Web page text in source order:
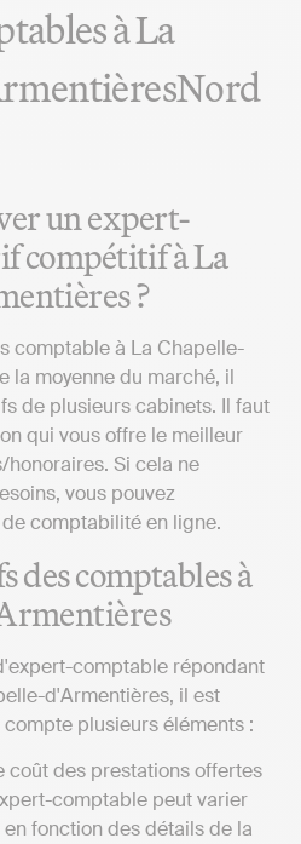
à La
un expert-
compétitif à La
?
comptable à La Chapelle-
la moyenne du marché, il
de plusieurs cabinets. Il faut
qui vous offre le meilleur
Si cela ne
vous pouvez
comptabilité en ligne.
des comptables à
comptable répondant
d'Armentières, il est
plusieurs éléments :
coût des prestations offertes
comptable peut varier
fonction des détails de la